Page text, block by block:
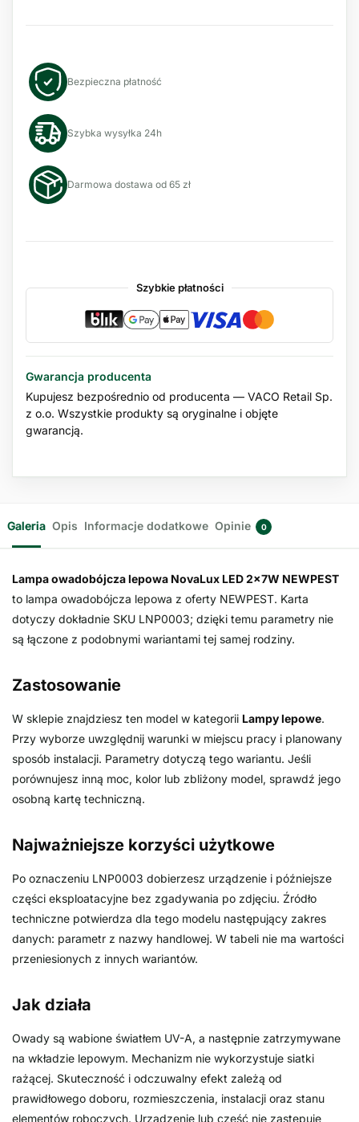
Bezpieczna płatność
Szybka wysyłka 24h
Darmowa dostawa od 65 zł
Szybkie płatności
Gwarancja producenta
Kupujesz bezpośrednio od producenta — VACO Retail Sp.
z o.o. Wszystkie produkty są oryginalne i objęte
gwarancją.
Galeria Opis Informacje dodatkowe Opinie 0
Lampa owadobójcza lepowa NovaLux LED 2x7W NEWPEST
to lampa owadobójcza lepowa z oferty NEWPEST. Karta
dotyczy dokładnie SKU LNP0003; dzięki temu parametry nie
są łączone z podobnymi wariantami tej samej rodziny.
Zastosowanie
W sklepie znajdziesz ten model w kategorii Lampy lepowe.
Przy wyborze uwzględnij warunki w miejscu pracy i planowany
sposób instalacji. Parametry dotyczą tego wariantu. Jeśli
porównujesz inną moc, kolor lub zbliżony model, sprawdź jego
osobną kartę techniczną.
Najważniejsze korzyści użytkowe
Po oznaczeniu LNP0003 dobierzesz urządzenie i późniejsze
części eksploatacyjne bez zgadywania po zdjęciu. Źródło
techniczne potwierdza dla tego modelu następujący zakres
danych: parametr z nazwy handlowej. W tabeli nie ma wartości
przeniesionych z innych wariantów.
Jak działa
Owady są wabione światłem UV-A, a następnie zatrzymywane
na wkładzie lepowym. Mechanizm nie wykorzystuje siatki
rażącej. Skuteczność i odczuwalny efekt zależą od
prawidłowego doboru, rozmieszczenia, instalacji oraz stanu
elementów roboczych. Urządzenie lub część nie zastępuje